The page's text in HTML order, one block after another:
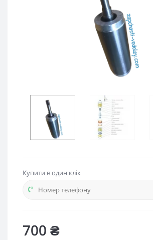
Купити в один клік
700 ₴